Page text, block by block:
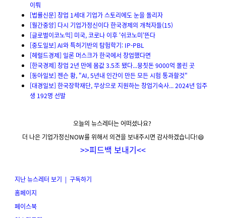
이뤄
[법률신문] 창업 1세대 기업가 스토리에도 눈을 돌리자
[월간중앙] 다시 기업가정신이다 한국경제의 개척자들(15)
[글로벌이코노믹] 미국, 코로나 이후 '쉬코노미'뜬다
[중도일보] AI와 특허기반의 탐험학기: IP-PBL
[헤럴드경제] 일론 머스크가 한국에서 창업했다면
[한국경제] 창업 2년 만에 몸값 3.5조 됐다...뭉칫돈 9000억 몰린 곳
[동아일보] 젠슨 황, "AI, 5년내 인간이 만든 모든 시험 통과할것"
[대경일보] 한국장학재단, 무상으로 지원하는 창업기숙사... 2024년 입주
생 192명 선발
오늘의 뉴스레터는 어떠셨나요?
더 나은 기업가정신NOW를 위해서 의견을 보내주시면 감사하겠습니다!😄
>>피드백 보내기<<
지난 뉴스레터 보기 | 구독하기
홈페이지
페이스북